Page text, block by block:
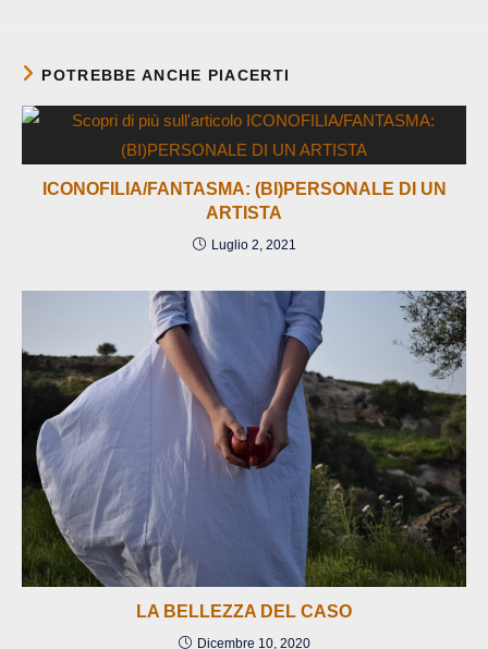
POTREBBE ANCHE PIACERTI
ICONOFILIA/FANTASMA: (BI)PERSONALE DI UN
ARTISTA
Luglio 2, 2021
LA BELLEZZA DEL CASO
Dicembre 10, 2020